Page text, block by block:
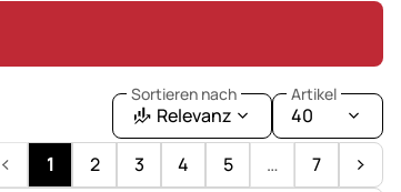
Sortieren nach
Relevanz
Artikel
40
1
2 3 4 5 … 7